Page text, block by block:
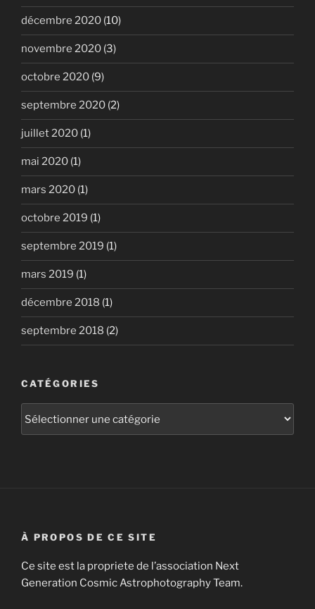
décembre 2020 (10)
novembre 2020 (3)
octobre 2020 (9)
septembre 2020 (2)
juillet 2020 (1)
mai 2020 (1)
mars 2020 (1)
octobre 2019 (1)
septembre 2019 (1)
mars 2019 (1)
décembre 2018 (1)
septembre 2018 (2)
CATÉGORIES
À PROPOS DE CE SITE
Ce site est la propriete de l’association Next
Generation Cosmic Astrophotography Team.